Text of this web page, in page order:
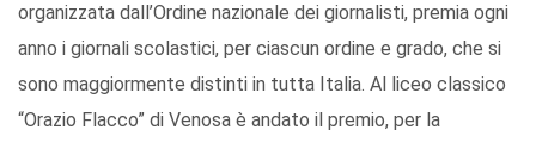
organizzata dall’Ordine nazionale dei giornalisti, premia ogni
anno i giornali scolastici, per ciascun ordine e grado, che si
sono maggiormente distinti in tutta Italia. Al liceo classico
“Orazio Flacco” di Venosa è andato il premio, per la